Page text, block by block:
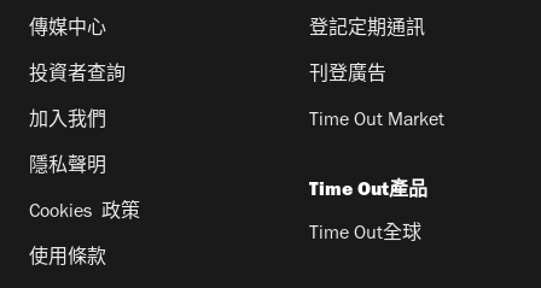
傳媒中心
投資者查詢
加入我們
隱私聲明
Cookies 政策
使用條款
登記定期通訊
刊登廣告
Time Out Market
Time Out產品
Time Out全球